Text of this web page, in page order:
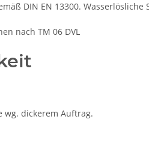
DIN EN 13300. Wasserlösliche
nach TM 06 DVL
wg. dickerem Auftrag.